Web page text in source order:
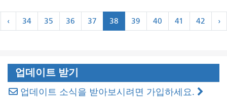
수
기
‹``
이
34 35 36 37 38 39 40 41 42 ›
업데이트 받기
업데이트 소식을 받아보시려면 가입하세요.